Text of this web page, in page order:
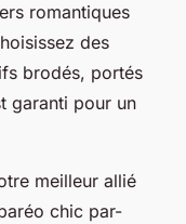
romantiques
des
brodés, portés
garanti pour un
meilleur allié
chic par-